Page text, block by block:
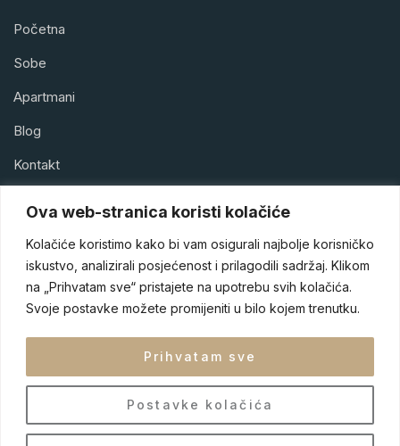
Ova web-stranica koristi kolačiće
Kolačiće koristimo kako bi vam osigurali najbolje korisničko
iskustvo, analizirali posjećenost i prilagodili sadržaj. Klikom
na „Prihvatam sve“ pristajete na upotrebu svih kolačića.
Svoje postavke možete promijeniti u bilo kojem trenutku.
Postavke kolačića
Prihvatam sve
Početna
Sobe
Apartmani
Blog
Kontakt
Hotel Park Doboj je hotel sa četiri zvjezdice smješten u srcu
Doboja, jednog od turističkih raskršća Bosne i Hercegovine.
Naš hotel je dizajniran tako da gostima pruži sigurnost,